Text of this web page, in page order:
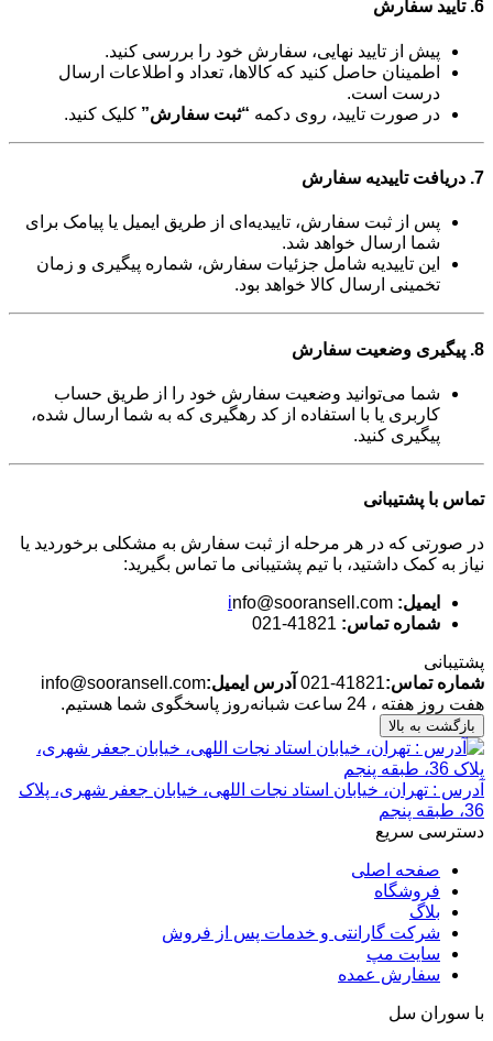
6. تایید سفارش
پیش از تایید نهایی، سفارش خود را بررسی کنید.
اطمینان حاصل کنید که کالاها، تعداد و اطلاعات ارسال
درست است.
در صورت تایید، روی دکمه “ثبت سفارش” کلیک کنید.
7. دریافت تاییدیه سفارش
پس از ثبت سفارش، تاییدیه‌ای از طریق ایمیل یا پیامک برای
شما ارسال خواهد شد.
این تاییدیه شامل جزئیات سفارش، شماره پیگیری و زمان
تخمینی ارسال کالا خواهد بود.
8. پیگیری وضعیت سفارش
شما می‌توانید وضعیت سفارش خود را از طریق حساب
کاربری یا با استفاده از کد رهگیری که به شما ارسال شده،
پیگیری کنید.
تماس با پشتیبانی
در صورتی که در هر مرحله از ثبت سفارش به مشکلی برخوردید یا
نیاز به کمک داشتید، با تیم پشتیبانی ما تماس بگیرید:
ایمیل: info@sooransell.com
شماره تماس:
پشتیبانی
شماره تماس:41821-021 آدرس ایمیل:info@sooransell.com
هفت روز هفته ، 24 ساعت شبانه‌روز پاسخگوی شما هستیم.
بازگشت به بالا
آدرس : تهران، خیابان استاد نجات اللهی، خیابان جعفر شهری، پلاک
36، طبقه پنجم
دسترسی سریع
صفحه اصلی
فروشگاه
بلاگ
شرکت گارانتی و خدمات پس از فروش
سایت مپ
سفارش عمده
با سوران سل